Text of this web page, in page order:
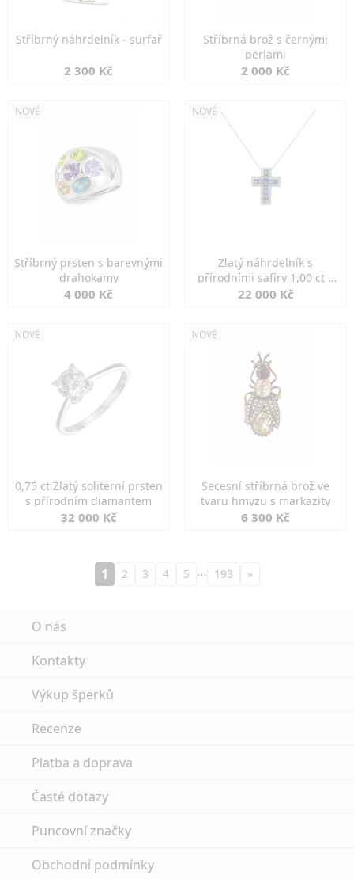
Stříbrný náhrdelník - surfař
2 300 Kč
Stříbrná brož s černými
perlami
2 000 Kč
NOVÉ
Stříbrný prsten s barevnými
drahokamy
4 000 Kč
NOVÉ
Zlatý náhrdelník s
přírodními safíry 1,00 ct a
diamanty
22 000 Kč
NOVÉ
0,75 ct Zlatý solitérní prsten
s přírodním diamantem
32 000 Kč
NOVÉ
Secesní stříbrná brož ve
tvaru hmyzu s markazity
6 300 Kč
1 2 3 4 5 … 193 »
O nás
Kontakty
Výkup šperků
Recenze
Platba a doprava
Časté dotazy
Puncovní značky
Obchodní podmínky